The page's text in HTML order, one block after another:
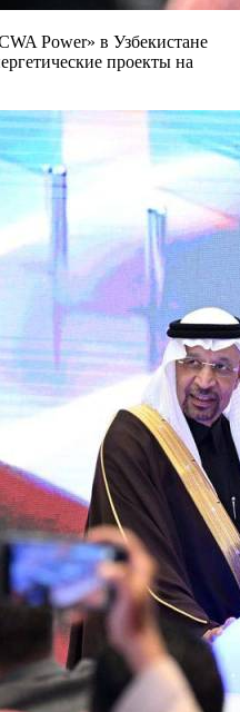
Power» в Узбекистане
проекты на